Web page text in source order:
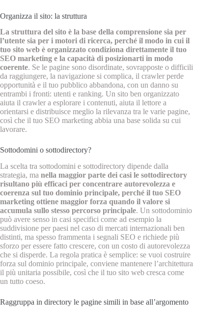
Organizza il sito: la struttura
La struttura del sito è la base della comprensione sia per
l’utente sia per i motori di ricerca, perché il modo in cui il
tuo sito web è organizzato condiziona direttamente il tuo
SEO marketing e la capacità di posizionarti in modo
coerente. Se le pagine sono disordinate, sovrapposte o difficili
da raggiungere, la navigazione si complica, il crawler perde
opportunità e il tuo pubblico abbandona, con un danno su
entrambi i fronti: utenti e ranking. Un sito ben organizzato
aiuta il crawler a esplorare i contenuti, aiuta il lettore a
orientarsi e distribuisce meglio la rilevanza tra le varie pagine,
così che il tuo SEO marketing abbia una base solida su cui
lavorare.
Sottodomini o sottodirectory?
La scelta tra sottodomini e sottodirectory dipende dalla
strategia, ma nella maggior parte dei casi le sottodirectory
risultano più efficaci per concentrare autorevolezza e
coerenza sul tuo dominio principale, perché il tuo SEO
marketing ottiene maggior forza quando il valore si
accumula sullo stesso percorso principale. Un sottodominio
può avere senso in casi specifici come ad esempio la
suddivisione per paesi nel caso di mercati internazionali ben
distinti, ma spesso frammenta i segnali SEO e richiede più
sforzo per essere fatto crescere, con un costo di autorevolezza
che si disperde. La regola pratica è semplice: se vuoi costruire
forza sul dominio principale, conviene mantenere l’architettura
il più unitaria possibile, così che il tuo sito web cresca come
un tutto coeso.
Raggruppa in directory le pagine simili in base all’argomento